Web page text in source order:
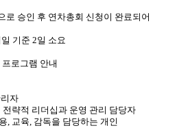
로 승인 후 연차총회 신청이 완료되어
기준 2일 소요
로그램 안내
자
략적 리더십과 운영 관리 담당자
, 교육, 감독을 담당하는 개인